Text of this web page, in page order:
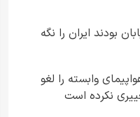
بودند ایران را نگه
وابسته را لغو
نکرده است